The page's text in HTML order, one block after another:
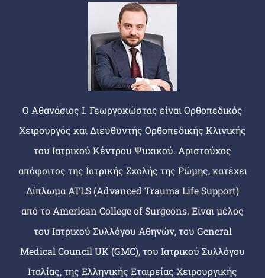
Ο Αθανάσιος Ι. Γεωργοκώστας είναι Ορθοπεδικός
Χειρουργός και Διευθυντής Ορθοπεδικής Κλινικής
του Ιατρικού Κέντρου Ψυχικού. Αριστούχος
απόφοιτος της Ιατρικής Σχολής της Ρώμης, κατέχει
Δίπλωμα ATLS (Advanced Trauma Life Support)
από το American College of Surgeons. Είναι μέλος
του Ιατρικού Συλλόγου Αθηνών, του General
Medical Council UK (GMC), του Ιατρικού Συλλόγου
Ιταλίας, της Ελληνικής Εταιρείας Χειρουργικής